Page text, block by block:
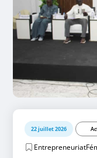
22 juillet 2026